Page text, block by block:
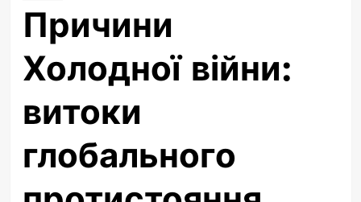
Причини
Холодної війни:
витоки
глобального